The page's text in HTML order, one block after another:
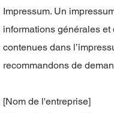
Impressum. Un
informations générales
contenues dans
recommandons de
[Nom de l'entreprise]